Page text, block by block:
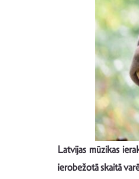
Latvijas mūzikas
ierobežotā skaitā